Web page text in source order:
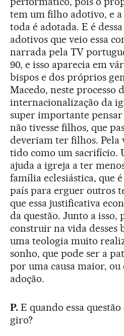
tem um filho adotivo, e a
toda é adotada. E é
adotivos que veio essa
narrada pela TV
90, e isso aparecia em
bispos e dos próprios
Macedo, neste processo
internacionalização da
super importante pensar
não tivesse filhos, que
deveriam ter filhos. Pela
tido como um sacrifício.
ajuda a igreja a ter
família eclesiástica, que
país para erguer outros
que essa justificativa
da questão. Junto a isso,
construir na vida desses
uma teologia muito
sonho, que pode ser a
por uma causa maior, ou
adoção.
P.E quando essa
giro?